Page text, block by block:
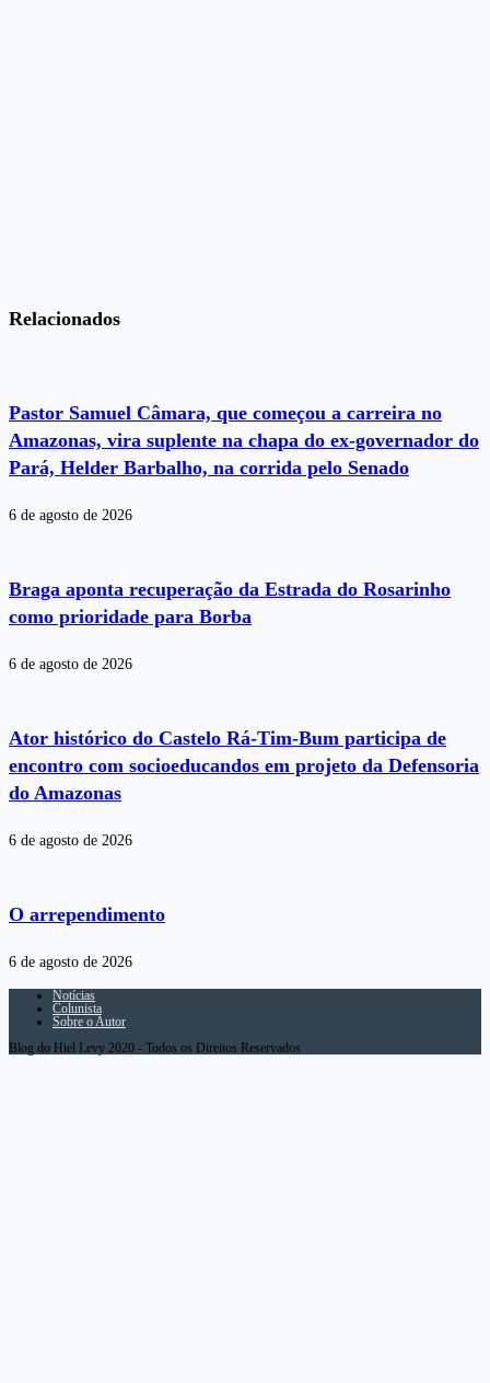
Relacionados
Pastor Samuel Câmara, que começou a carreira no
Amazonas, vira suplente na chapa do ex-governador do
Pará, Helder Barbalho, na corrida pelo Senado
6 de agosto de 2026
Braga aponta recuperação da Estrada do Rosarinho
como prioridade para Borba
6 de agosto de 2026
Ator histórico do Castelo Rá-Tim-Bum participa de
encontro com socioeducandos em projeto da Defensoria
do Amazonas
6 de agosto de 2026
O arrependimento
6 de agosto de 2026
Notícias
Colunista
Sobre o Autor
Blog do Hiel Levy 2020 - Todos os Direitos Reservados